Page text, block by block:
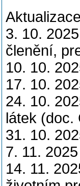
3. 10.
členění,
10. 10.
17. 10.
24. 10.
látek (doc.
31. 10.
7. 11.
14. 11.